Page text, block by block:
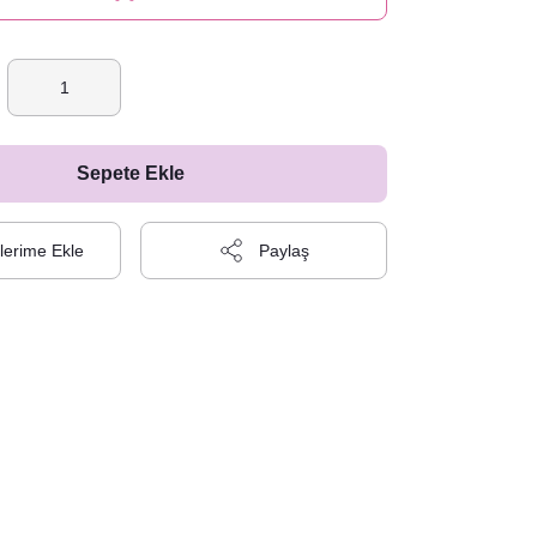
Sepete Ekle
Paylaş